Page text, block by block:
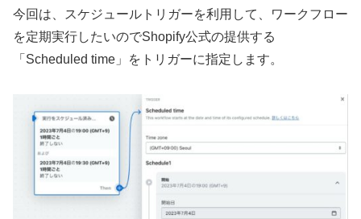
今回は、スケジュールトリガーを利用して、ワークフロー
を定期実行したいのでShopify公式の提供する
「Scheduled time」をトリガーに指定します。